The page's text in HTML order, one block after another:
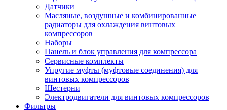
Датчики
Масляные, воздушные и комбинированные
радиаторы для охлаждения винтовых
компрессоров
Наборы
Панель и блок управления для компрессора
Сервисные комплекты
Упругие муфты (муфтовые соединения) для
винтовых компрессоров
Шестерни
Электродвигатели для винтовых компрессоров
Фильтры